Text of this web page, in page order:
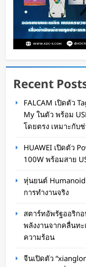
สตาร์ทอัพรัฐออริ
น้ำ ใช้พลังงานจา
ทะเลช่วยระบายค
Oat Content 2
Recent
FALCAM เปิดตัว
My ในตัว พร้อม
โดยตรง เหมาะกับ
HUAWEI เปิดตัว
100W พร้อมสาย
หุ่นยนต์
การทำงานจริง
สตาร์ทอัพรัฐออริก
พลังงานจากคลื่นท
ความร้อน
จีนเปิดตัว